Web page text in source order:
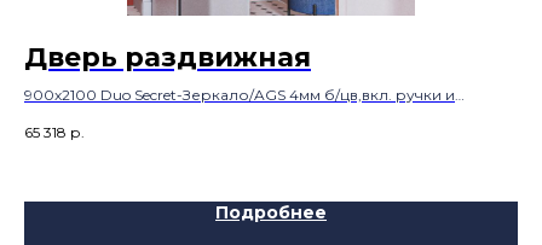
Дверь раздвижная
900х2100 Duo Secret-Зеркало/AGS 4мм б/цв,вкл. ручки и
65 318 р.
Подробнее